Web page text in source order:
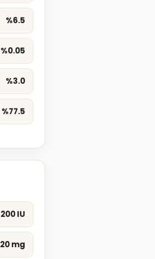
%6.5
%0.05
%3.0
%77.5
200 IU
20 mg